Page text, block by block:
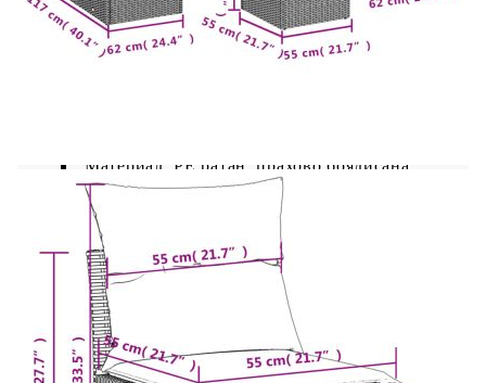
Размери на седалката: 55 x 55 cм (Ш x Д)
Височина на седалката от земята: 37 см
Материал: PE ратан, прахово боядисана
стомана
Размери: 55 x 62 x 69 см (Ш x Д x В)
Размери на седалката: 55 x 55 cм (Ш x Д)
Височина на седалката от земята: 37 см
Маса:
Цвят: Черен